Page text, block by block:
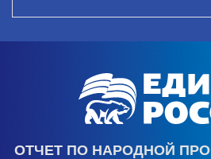
ОТЧЕТ ПО НАРОДНОЙ